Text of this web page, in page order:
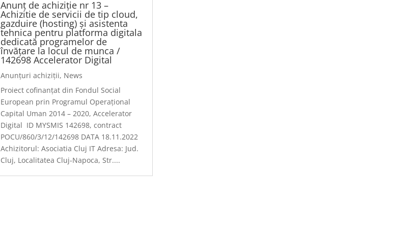
Anunț de achiziție nr 13 –
Achizitie de servicii de tip cloud,
gazduire (hosting) și asistenta
tehnica pentru platforma digitala
dedicată programelor de
învățare la locul de munca /
142698 Accelerator Digital
Anunțuri achiziții, News
Proiect cofinanțat din Fondul Social
European prin Programul Operațional
Capital Uman 2014 – 2020, Accelerator
Digital ID MYSMIS 142698, contract
POCU/860/3/12/142698 DATA 18.11.2022
Achizitorul: Asociatia Cluj IT Adresa: Jud.
Cluj, Localitatea Cluj-Napoca, Str....